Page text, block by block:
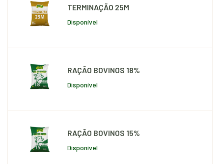
TERMINAÇÃO 25M
Disponível
RAÇÃO BOVINOS 18%
Disponível
RAÇÃO BOVINOS 15%
Disponível